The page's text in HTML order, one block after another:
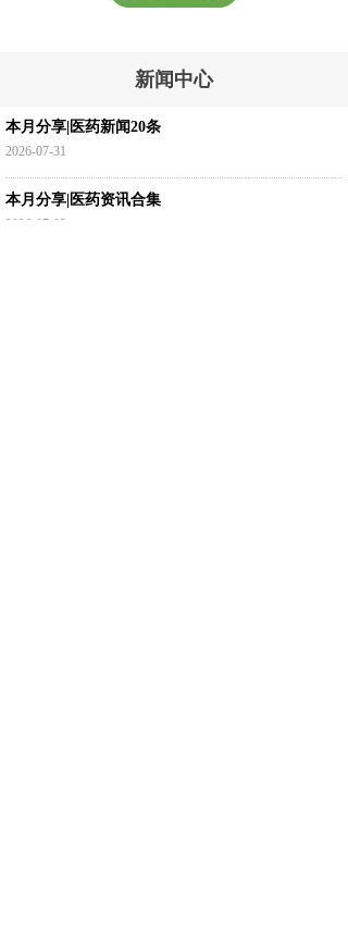
新闻中心
本月分享|医药新闻20条
2026-07-31
本月分享|医药资讯合集
2026-07-03